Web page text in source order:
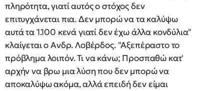
πληρότητα, γιατί αυτός ο στόχος δεν
επιτυγχάνεται πια. Δεν μπορώ να τα καλύψω
αυτά τα 1.100 κενά γιατί δεν έχω άλλα κονδύλια"
κλαίγεται ο Ανδρ. Λοβέρδος. "Αξεπέραστο το
πρόβλημα λοιπόν. Τι να κάνω; Προσπαθώ κατ'
αρχήν να βρω μια λύση που δεν μπορώ να
αποκαλύψω ακόμα, αλλά επειδή δεν είμαι